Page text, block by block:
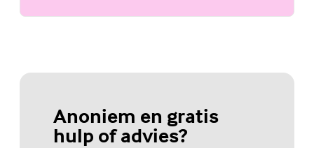
Anoniem en gratis
hulp of advies?